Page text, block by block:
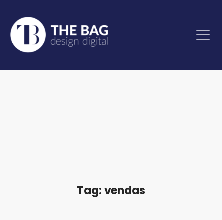
Tag: vendas